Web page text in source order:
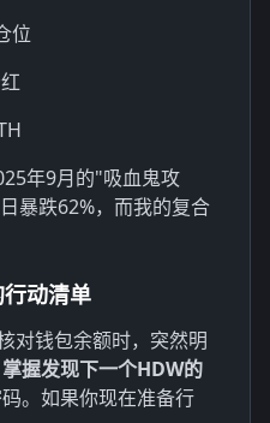
位
年9月的"吸血鬼攻
暴跌62%，而我的复合
动清单
对钱包余额时，突然明
掌握发现下一个HDW的
。如果你现在准备行